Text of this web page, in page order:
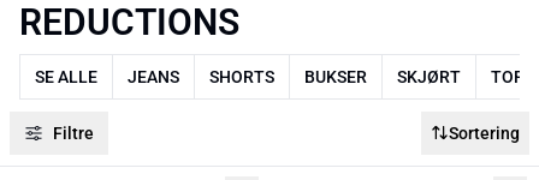
REDUCTIONS
SE ALLE JEANS SHORTS BUKSER SKJØRT
Filtre Sortering
-40%